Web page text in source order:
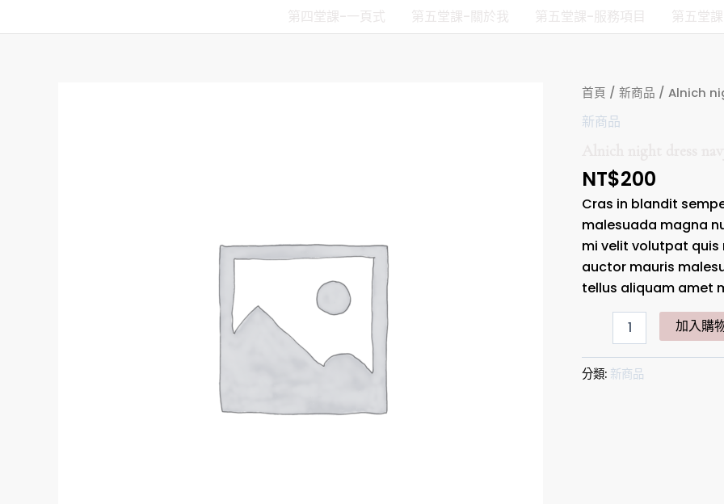
第四堂課-一頁式 第五堂課-關於我 第五堂課-服務項目 第五堂
首頁 / 新商品 / Alnich
新商品
NT$200
Cras in blandit
malesuada magna
mi velit volutpat
auctor mauris
tellus aliquam amet
Alnich
dress
量
加入購
分類: 新商品